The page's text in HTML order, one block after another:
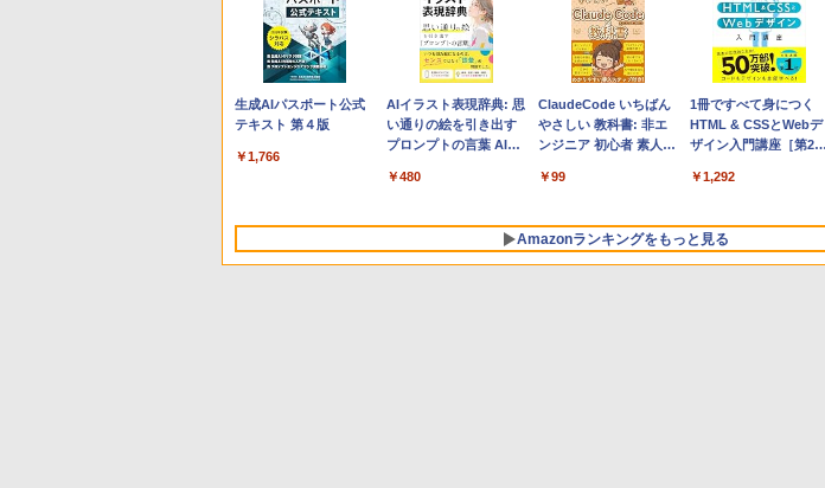
Apple 2026 MacBook
Neo A18 Proチップ搭
ク：AIとApple
8GBメモリ、512GB
HDカメラ、Touch ID -
tomtoc 360°保護 15.6
16インチ パソコンケー
ス Dell NEC Lavie
Lenovo対応
￥2,952
Apple 2026 MacBook
Air M5チップ搭載13イ
ンチノートブック：AI
13.6インチLiquid
16GBユニファイドメモ
リ、1TB SSDストレー
ジ、12MPセンターフレ
￥261,414
【Amazon.co.jp限定】
HP ノートパソコン 15-
fd 15.6インチ 16GBメ
テル Core 5
￥129,800
Robloxギフトカード -
800 Robux 【限定バー
む】 【オンラインゲー
版
Robloxギフトカード -
1000 Robux 【限定バ
ーチャルアイテムを含
ムコード】 ロブロック
￥1,600
Microsoft Office
Home & Business
2024(最新 永続版)|オン
版|Windows11、
￥39,582
Robloxギフトカード -
2,000 Robux 【限定バ
ーチャルアイテムを含
ムコード】 ロブロック
版
￥3,200
生成AIパスポート公式
テキスト 第４版
￥1,766
AIイラスト表現辞典: 思
い通りの絵を引き出す
プロンプトの言葉 AI画
イラストLabo)
￥480
ClaudeCode いちばん
やさしい 教科書: 非エ
ンジニア 初心者 素人
アル AI副業にもコンテ
版にも！ 非エンジニア
のためのAIコーディン
グ入門シリーズ
￥99
1冊ですべて身につく
HTML & CSSとWebデ
ザイン入門講座［第2
￥1,292
Amazonランキングをもっと見る